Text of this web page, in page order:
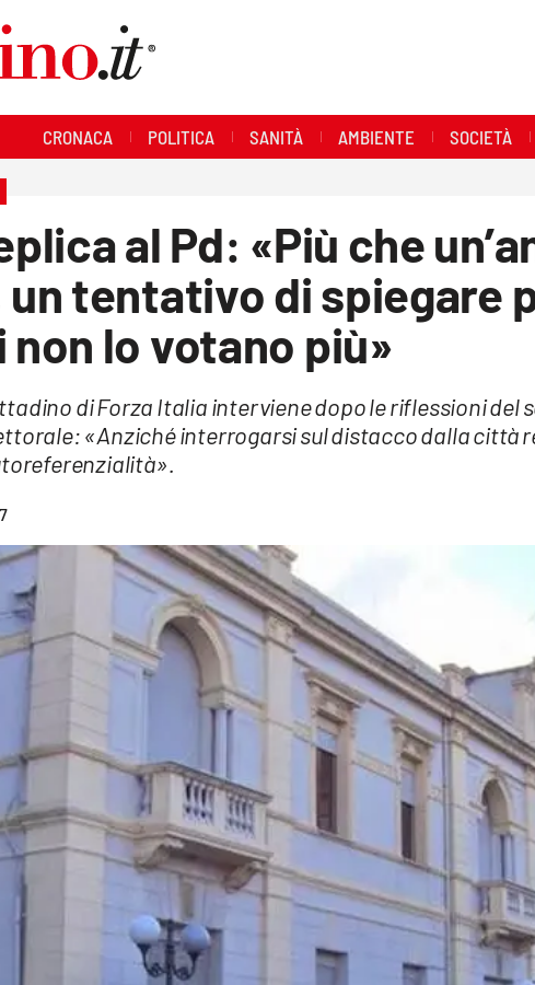
CRONACA POLITICA SANITÀ AMBIENTE SOCIETÀ
al Pd: «Più che
tentativo di spiegare
lo votano più»
di Forza Italia interviene dopo le riflessioni del
«Anziché interrogarsi sul distacco dalla città